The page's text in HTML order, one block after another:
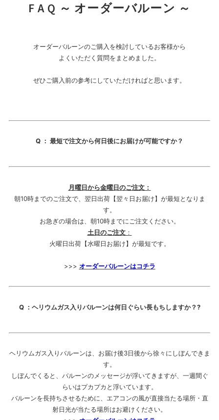
F A Q ～ オーダーバルーン ～
オーダーバルーンのご購入を検討しているお客様から
よくいただく質問をまとめました。
ぜひご購入前の参考にしていただければと思います。
Q ： 最短で注文から何日後にお届けが可能ですか？
月曜日から金曜日のご注文：
朝10時までのご注文で、翌日出荷【翌々日お届け】が最短となりま
す。
お急ぎの場合は、朝10時までにご注文ください。
土日のご注文：
火曜日出荷【水曜日お届け】が最短です。
>>> オーダーバルーンはコチラ
Q ：ヘリウムガス入りバルーンは何日ぐらい長もちしますか？?
ヘリウムガス入りバルーンは、お届け後3日後から徐々にしぼんできま
す。
しぼんでくると、バルーンのメッセージが浮いてきますが、一週間ぐ
らいはプカプカと浮いています。
バルーンを長持ちさせるために、エアコンの風が直接当たる場所・直
射日光が当たる場所はお避けください。